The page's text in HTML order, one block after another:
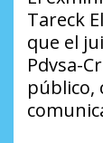
Tareck
que el
Pdvsa-
público,